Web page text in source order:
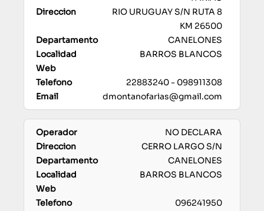
RIO URUGUAY S/N RUTA 8
KM 26500
CANELONES
BARROS BLANCOS
22883240 - 098911308
dmontanofarias@gmail.com
NO DECLARA
CERRO LARGO S/N
CANELONES
BARROS BLANCOS
096241950